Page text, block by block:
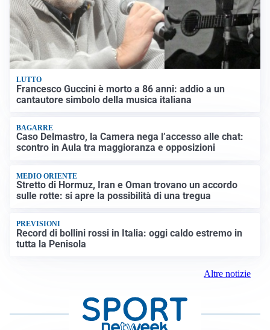
LUTTO
Francesco Guccini è morto a 86 anni: addio a un
cantautore simbolo della musica italiana
BAGARRE
Caso Delmastro, la Camera nega l’accesso alle chat:
scontro in Aula tra maggioranza e opposizioni
MEDIO ORIENTE
Stretto di Hormuz, Iran e Oman trovano un accordo
sulle rotte: si apre la possibilità di una tregua
PREVISIONI
Record di bollini rossi in Italia: oggi caldo estremo in
tutta la Penisola
Altre notizie